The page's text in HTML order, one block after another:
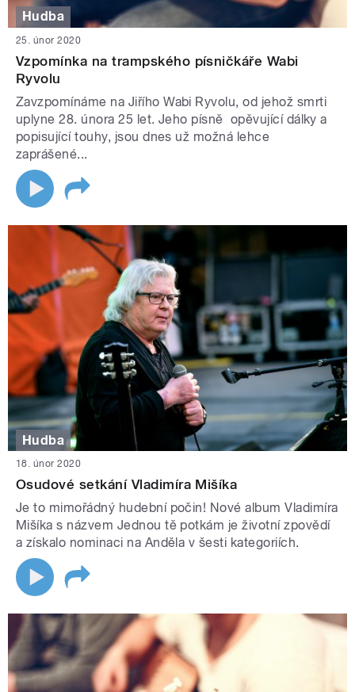
Hudba
25. únor 2020
Vzpomínka na trampského písničkáře Wabi
Ryvolu
Zavzpomínáme na Jiřího Wabi Ryvolu, od jehož smrti
uplyne 28. února 25 let. Jeho písně opěvující dálky a
popisující touhy, jsou dnes už možná lehce
zaprášené...
Hudba
18. únor 2020
Osudové setkání Vladimíra Mišíka
Je to mimořádný hudební počin! Nové album Vladimíra
Mišíka s názvem Jednou tě potkám je životní zpovědí
a získalo nominaci na Anděla v šesti kategoriích.